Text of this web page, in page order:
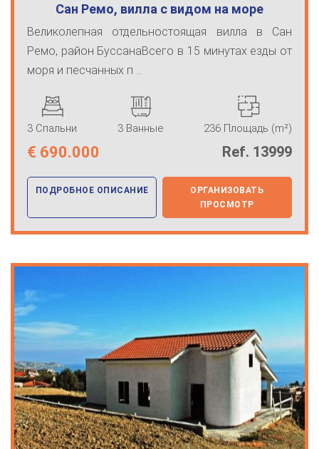
Сан Ремо, вилла с видом на море
Великолепная отдельностоящая вилла в Сан
Ремо, район БуссанаВсего в 15 минутах езды от
моря и песчанных п ...
3 Спальни 3 Ванные 236 Площадь (m²)
€ 690.000 Ref. 13999
ПОДРОБНОЕ ОПИСАНИЕ
ОРГАНИЗОВАТЬ
ПРОСМОТР